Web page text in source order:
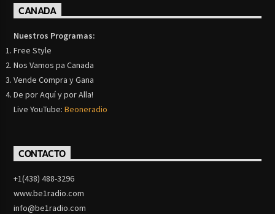
CANADA
Nuestros Programas:
Free Style
Nos Vamos pa Canada
Vende Compra y Gana
De por Aquí y por Alla!
Live YouTube:Beoneradio
CONTACTO
+1(438) 488-3296
www.be1radio.com
info@be1radio.com